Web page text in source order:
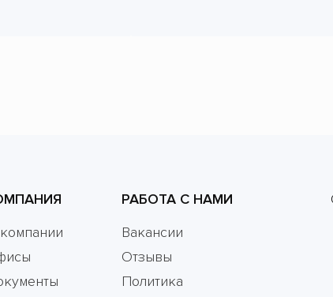
РАБОТА С НАМИ
Вакансии
Отзывы
Политика